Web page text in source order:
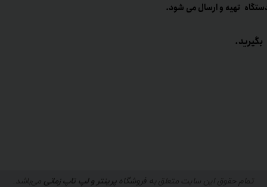
تمام حقوق این سایت متعلق به فروشگاهپرینتر و لپ تاپ زمانی می‌باشد.
تهیه و ارسال می شود.